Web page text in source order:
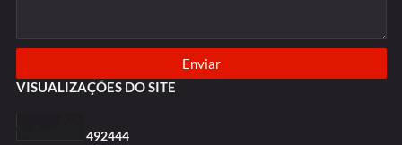
VISUALIZAÇÕES DO SITE
492444